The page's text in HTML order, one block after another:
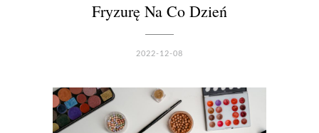
Fryzurę Na Co Dzień
2022-12-08